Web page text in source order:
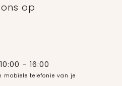
op
– 16:00
mobiele telefonie van je